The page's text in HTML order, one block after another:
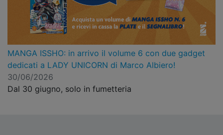
MANGA ISSHO: in arrivo il volume 6 con due gadget
dedicati a LADY UNICORN di Marco Albiero!
30/06/2026
Dal 30 giugno, solo in fumetteria